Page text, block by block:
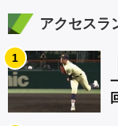
アクセスラ
1